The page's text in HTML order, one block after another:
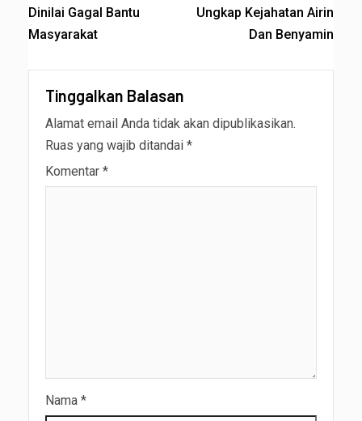
Dinilai Gagal Bantu
Masyarakat
Ungkap Kejahatan Airin
Dan Benyamin
Tinggalkan Balasan
Alamat email Anda tidak akan dipublikasikan.
Ruas yang wajib ditandai *
Komentar *
Nama *